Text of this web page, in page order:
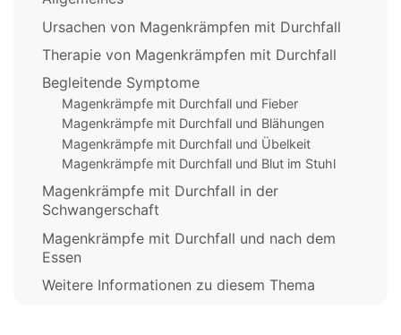
Ursachen von Magenkrämpfen mit Durchfall
Therapie von Magenkrämpfen mit Durchfall
Begleitende Symptome
Magenkrämpfe mit Durchfall und Fieber
Magenkrämpfe mit Durchfall und Blähungen
Magenkrämpfe mit Durchfall und Übelkeit
Magenkrämpfe mit Durchfall und Blut im Stuhl
Magenkrämpfe mit Durchfall in der
Schwangerschaft
Magenkrämpfe mit Durchfall und nach dem
Essen
Weitere Informationen zu diesem Thema